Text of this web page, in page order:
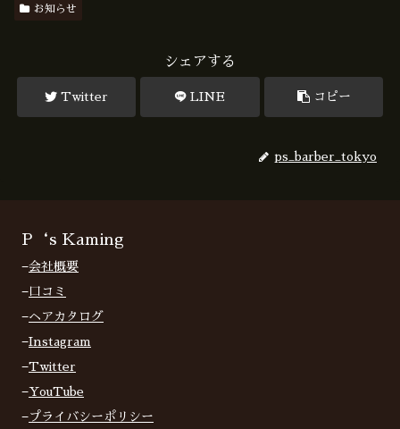
お知らせ
シェアする
Twitter LINE コピー
ps_barber_tokyo
P‘s Kaming
−会社概要
−口コミ
−ヘアカタログ
−Instagram
−Twitter
−YouTube
−プライバシーポリシー